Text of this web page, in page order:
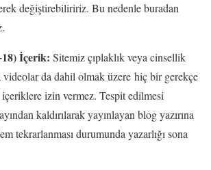
değiştirebiliririz. Bu nedenle buradan
İçerik: Sitemiz çıplaklık veya cinsellik
videolar da dahil olmak üzere hiç bir gerekçe
izin vermez. Tespit edilmesi
kaldırılarak yayınlayan blog yazırına
tekrarlanması durumunda yazarlığı sona